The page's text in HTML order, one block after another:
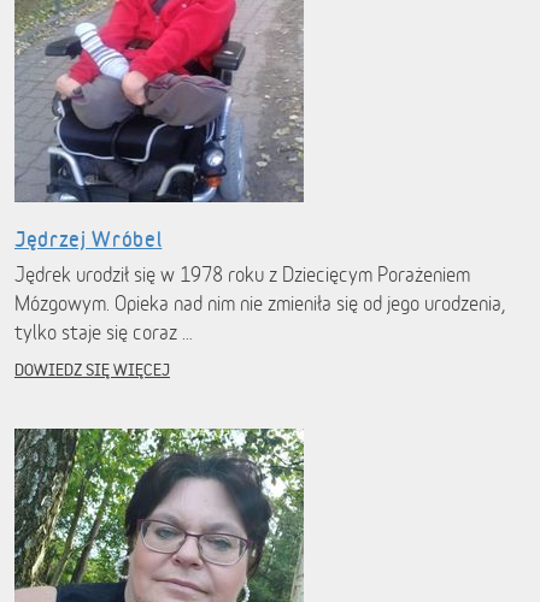
Jędrzej Wróbel
Jędrek urodził się w 1978 roku z Dziecięcym Porażeniem
Mózgowym. Opieka nad nim nie zmieniła się od jego urodzenia,
tylko staje się coraz …
DOWIEDZ SIĘ WIĘCEJ